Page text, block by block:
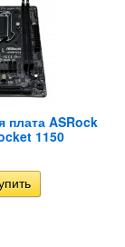
плата ASRock
1150